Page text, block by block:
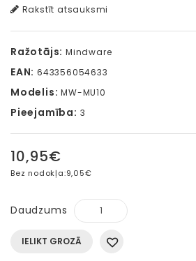
Rakstīt atsauksmi
Ražotājs: Mindware
EAN: 643356054633
Modelis: MW-MU10
Pieejamība: 3
10,95€
Bez nodokļa:9,05€
Daudzums
IELIKT GROZĀ